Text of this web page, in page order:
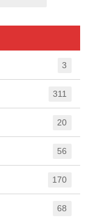
3
311
20
56
170
68